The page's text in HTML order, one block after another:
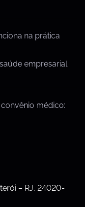
na prática
empresarial
médico:
– RJ, 24020-